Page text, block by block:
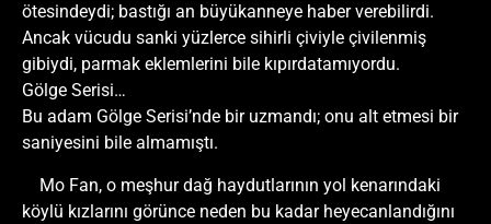
ötesindeydi; bastığı an büyükanneye haber verebilirdi.
Ancak vücudu sanki yüzlerce sihirli çiviyle çivilenmiş
gibiydi, parmak eklemlerini bile kıpırdatamıyordu.
Gölge Serisi…
Bu adam Gölge Serisi’nde bir uzmandı; onu alt etmesi bir
saniyesini bile almamıştı.
Mo Fan, o meşhur dağ haydutlarının yol kenarındaki
köylü kızlarını görünce neden bu kadar heyecanlandığını